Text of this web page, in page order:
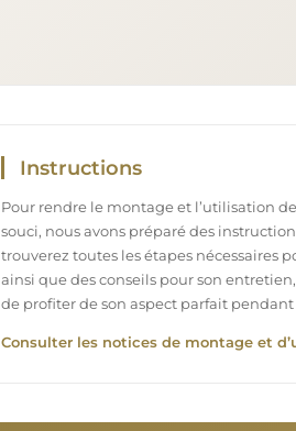
Instructions
Pour rendre le montage et l’utilisation
souci, nous avons préparé des
trouverez toutes les étapes nécessaires
ainsi que des conseils pour son
de profiter de son aspect parfait
Consulter les notices de montage et